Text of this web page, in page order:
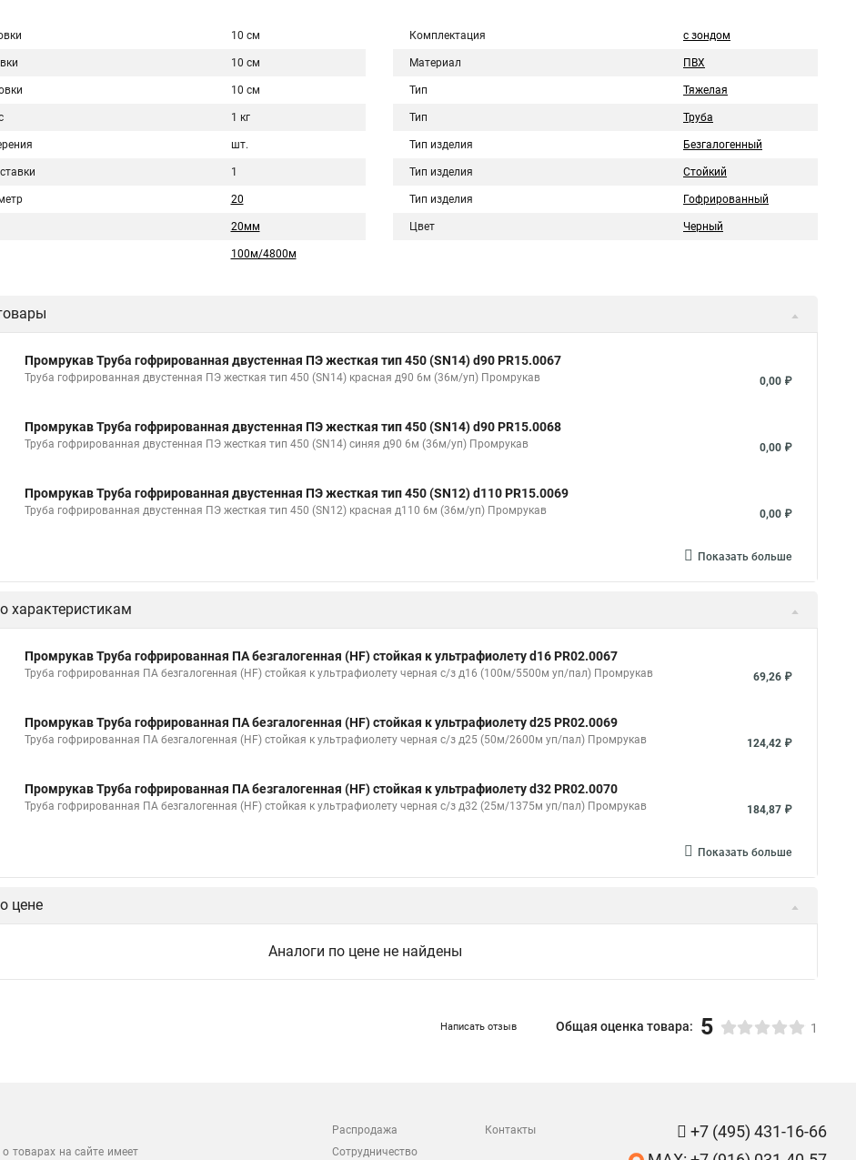
10 см
10 см
10 см
1 кг
шт.
1
20
20мм
100м/4800м
Комплектация с зондом
Материал ПВХ
Тип Тяжелая
Тип Труба
Тип изделия Безгалогенный
Тип изделия Стойкий
Тип изделия Гофрированный
Цвет Черный
Промрукав Труба гофрированная двустенная ПЭ жесткая тип 450 (SN14) d90 PR15.0067
Труба гофрированная двустенная ПЭ жесткая тип 450 (SN14) красная д90 6м (36м/уп) Промрукав 0,00 ₽
Промрукав Труба гофрированная двустенная ПЭ жесткая тип 450 (SN14) d90 PR15.0068
Труба гофрированная двустенная ПЭ жесткая тип 450 (SN14) синяя д90 6м (36м/уп) Промрукав 0,00 ₽
Промрукав Труба гофрированная двустенная ПЭ жесткая тип 450 (SN12) d110 PR15.0069
Труба гофрированная двустенная ПЭ жесткая тип 450 (SN12) красная д110 6м (36м/уп) Промрукав 0,00 ₽
Показать больше
характеристикам
Промрукав Труба гофрированная ПА безгалогенная (HF) стойкая к ультрафиолету d16 PR02.0067
Труба гофрированная ПА безгалогенная (HF) стойкая к ультрафиолету черная с/з д16 (100м/5500м уп/пал) Промрукав 69,26 ₽
Промрукав Труба гофрированная ПА безгалогенная (HF) стойкая к ультрафиолету d25 PR02.0069
Труба гофрированная ПА безгалогенная (HF) стойкая к ультрафиолету черная с/з д25 (50м/2600м уп/пал) Промрукав 124,42 ₽
Промрукав Труба гофрированная ПА безгалогенная (HF) стойкая к ультрафиолету d32 PR02.0070
Труба гофрированная ПА безгалогенная (HF) стойкая к ультрафиолету черная с/з д32 (25м/1375м уп/пал) Промрукав 184,87 ₽
Показать больше
цене
Аналоги по цене не найдены
Написать отзыв Общая оценка товара: 5 1
товарах на сайте имеет
Распродажа
Сотрудничество
Контакты
+7 (495) 431-16-66